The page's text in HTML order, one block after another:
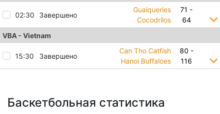
02:30 Завершено
Guaiqueries
Cocodrilos
71 -
64
VBA - Vietnam
15:30 Завершено
Can Tho Catfish
Hanoi Buffaloes
80 -
116
Баскетбольная статистика